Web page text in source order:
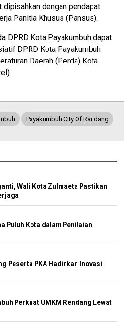
dipisahkan dengan pendapat
Panitia Khusus (Pansus).
DPRD Kota Payakumbuh dapat
DPRD Kota Payakumbuh
Daerah (Perda) Kota
Payakumbuh City Of Randang
Wali Kota Zulmaeta Pastikan
Puluh Kota dalam Penilaian
Peserta PKA Hadirkan Inovasi
Perkuat UMKM Rendang Lewat